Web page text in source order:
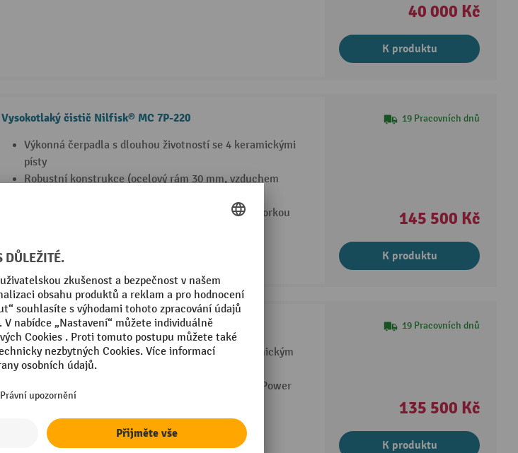
40 000 Kč
K produktu
Vysokotlaký čistič Nilfisk® MC 7P-220
Výkonná čerpadla s dlouhou životností se 4 keramickými
písty
Robustní konstrukce (ocelový rám 30 mm, vzduchem
Vysoký pracovní tlak (v závislosti na provedení s horkou
3 Varianty
19 Pracovních dnů
145 500 Kč
K produktu
Průmyslový vysokotlaký čistič Nilfisk® MC 8P
Průmyslové čerpadlo s dlouhou životností s keramickým
pístem (výkon čerpadla: 1450 ot./min.)
Provoz se sníženou hlučností díky systému SilentPower
Velká kola pro snadné manévrování
19 Pracovních dnů
135 500 Kč
K produktu